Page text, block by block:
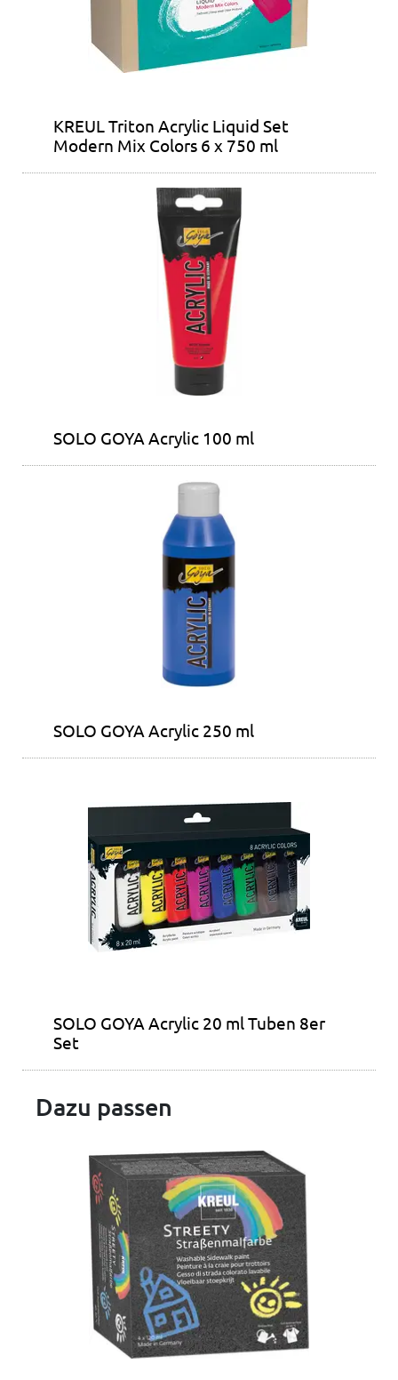
KREUL Triton Acrylic Liquid Set
Modern Mix Colors 6 x 750 ml
SOLO GOYA Acrylic 100 ml
SOLO GOYA Acrylic 250 ml
SOLO GOYA Acrylic 20 ml Tuben 8er
Set
Dazu passen